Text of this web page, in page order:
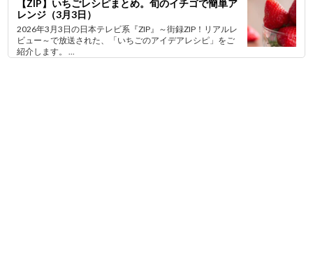
【ZIP】いちごレシピまとめ。旬のイチゴで簡単ア
レンジ（3月3日）
2026年3月3日の日本テレビ系『ZIP』～街録ZIP！リアルレ
ビュー～で放送された、「いちごのアイデアレシピ」をご
紹介します。 ...